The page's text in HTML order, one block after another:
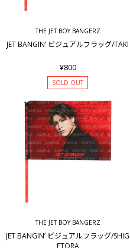
THE JET BOY BANGERZ
JET BANGIN’ ビジュアルフラッグ/TAKI
¥800
SOLD OUT
THE JET BOY BANGERZ
JET BANGIN’ ビジュアルフラッグ/SHIG